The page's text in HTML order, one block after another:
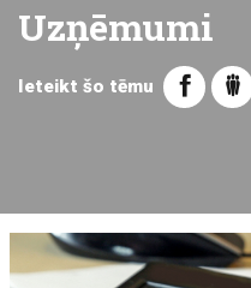
Uzņēmumi
Ieteikt šo tēmu